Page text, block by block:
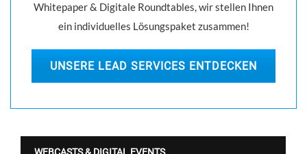
Whitepaper & Digitale Roundtables, wir stellen Ihnen
ein individuelles Lösungspaket zusammen!
UNSERE LEAD SERVICES ENTDECKEN